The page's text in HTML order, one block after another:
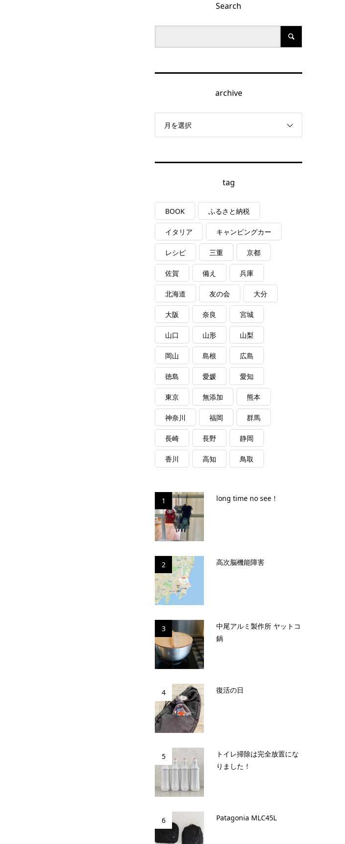
Search
archive
月を選択
tag
BOOK ふるさと納税
イタリア キャンピングカー
レシピ 三重 京都
佐賀 備え 兵庫
北海道 友の会 大分
大阪 奈良 宮城
山口 山形 山梨
岡山 島根 広島
徳島 愛媛 愛知
東京 無添加 熊本
神奈川 福岡 群馬
長崎 長野 静岡
香川 高知 鳥取
1 long time no see！
2 高次脳機能障害
3
中尾アルミ製作所 ヤットコ
鍋
4 復活の日
5
トイレ掃除は完全放置にな
りました！
6 Patagonia MLC45L